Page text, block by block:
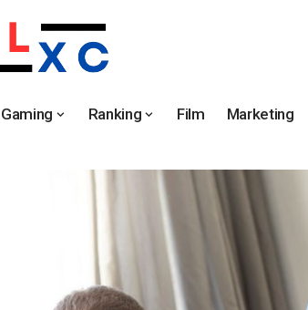
Gaming Ranking Film Marketing